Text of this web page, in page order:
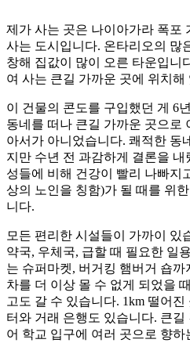
제가 사는 곳은 나이아가라 폭포
사는 도시입니다. 온타리오의 많
창해 집값이 많이 오른 타운입니
여 사는 큰길 가까운 곳에 위치해
이 건물의 콘도를 구입했던 게 6
동네를 떠나 큰길 가까운 곳으로
아서가 아니었습니다. 쾌적한 동
지만 수년 전 과감하게 결론을 내
성들에 비해 건강이 빨리 나빠지
상의 노인을 칭함)가 될 때를 위
니다.
모든 편리한 시설들이 가까이 있
약국, 우체국, 급할 때 필요한 일
는 슈퍼마켓, 버거킹 햄버거 숍까
차를 더 이상 몰 수 없게 되었을
고도 갈 수 있습니다. 1km 떨어
터와 거래 은행도 있습니다. 큰
어 학교 입구에 여러 곳으로 향하